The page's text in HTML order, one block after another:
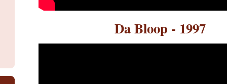
Da Bloop - 1997